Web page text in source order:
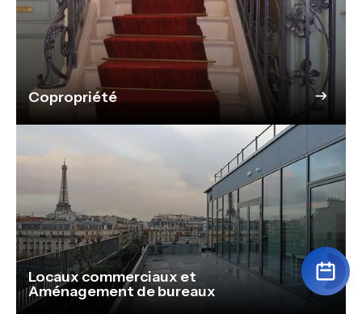
Copropriété
Locaux commerciaux et
Aménagement de bureaux